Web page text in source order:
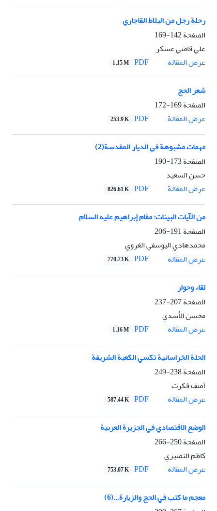
رحلة رجل من البلاط القاجاري
الصفحة142-169
علي قاضي عسکر
عرض المقالة
1.15 M
شعر الحج
الصفحة169-172
عرض المقالة
253.9 K
مهمات مشبوهة في الديار المقدسة(2)
الصفحة173-190
حسن السعيد
عرض المقالة
826.61 K
من الآيات البينات: مقام إبراهيم عليه السلام
الصفحة191-206
محمدهادي اليوسفي الغروي
عرض المقالة
770.73 K
لقاء وحوار
الصفحة207-237
محسن الأسدي
عرض المقالة
1.16 M
الحلة الخراسانية تکسي الکعبة الشريفة
الصفحة238-249
آصف فکرت
عرض المقالة
587.44 K
الوضع الاقتصادي في الجزيرة العربية
الصفحة250-266
کاظم النصيري
عرض المقالة
753.07 K
معجم ما کتب في الحج والزيارة...(6)